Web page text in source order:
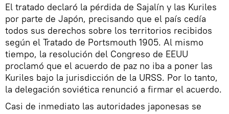
El tratado declaró la pérdida de Sajalín y las Kuriles
por parte de Japón, precisando que el país cedía
todos sus derechos sobre los territorios recibidos
según el Tratado de Portsmouth 1905. Al mismo
tiempo, la resolución del Congreso de EEUU
proclamó que el acuerdo de paz no iba a poner las
Kuriles bajo la jurisdicción de la URSS. Por lo tanto,
la delegación soviética renunció a firmar el acuerdo.
Casi de inmediato las autoridades japonesas se